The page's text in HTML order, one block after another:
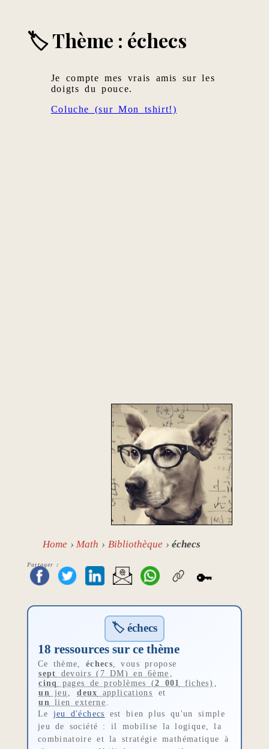
🏷 Thème : échecs
Je compte mes vrais amis sur les
doigts du pouce.
Coluche (sur Mon tshirt!)
Home Math Bibliothèque échecs
Partager :
🔑
🏷 échecs
18 ressources sur ce thème
Ce thème, échecs, vous propose
sept
devoirs (7 DM) en 6ème ,
cinq
pages de problèmes (2 001 fiches) ,
un jeu , deux applications
et
un lien externe .
Le jeu d'échecs
est bien plus qu'un simple
jeu de société : il mobilise la logique, la
combinatoire et la stratégie mathématique à